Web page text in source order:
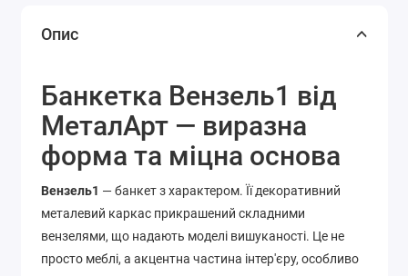
Опис
Банкетка Вензель1 від
МеталАрт — виразна
форма та міцна основа
Вензель1 — банкет з характером. Її декоративний
металевий каркас прикрашений складними
вензелями, що надають моделі вишуканості. Це не
просто меблі, а акцентна частина інтер'єру, особливо